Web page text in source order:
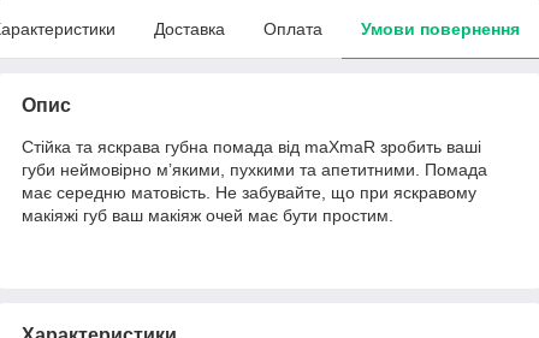
Доставка Оплата Умови повернення
Опис
Стійка та яскрава губна помада від maXmaR зробить ваші
губи неймовірно м’якими, пухкими та апетитними. Помада
має середню матовість. Не забувайте, що при яскравому
макіяжі губ ваш макіяж очей має бути простим.